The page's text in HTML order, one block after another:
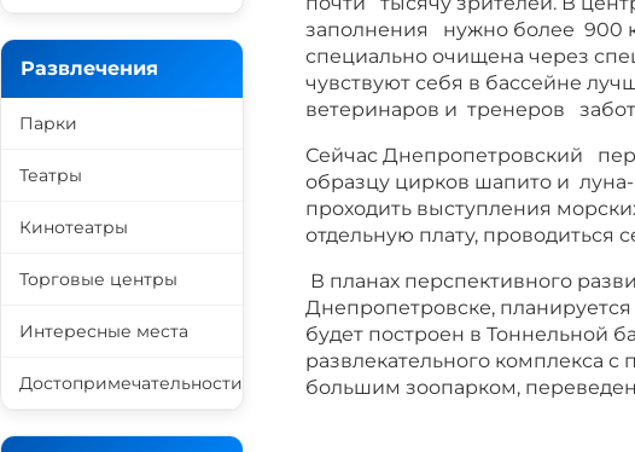
заполнения нужно более 900
специально очищена через
чувствуют себя в бассейне
ветеринаров и тренеров
Сейчас Днепропетровский
образцу цирков шапито и
проходить выступления
отдельную плату, проводиться
В планах перспективного
Днепропетровске,
будет построен в Тоннельной
развлекательного комплекса
большим зоопарком,
Развлечения
Парки
Театры
Кинотеатры
Торговые центры
Интересные места
Достопримечательности